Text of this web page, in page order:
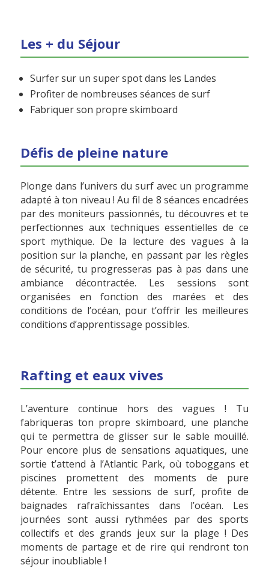
Les + du Séjour
Surfer sur un super spot dans les Landes
Profiter de nombreuses séances de surf
Fabriquer son propre skimboard
Défis de pleine nature
Plonge dans l’univers du surf avec un programme
adapté à ton niveau ! Au fil de 8 séances encadrées
par des moniteurs passionnés, tu découvres et te
perfectionnes aux techniques essentielles de ce
sport mythique. De la lecture des vagues à la
position sur la planche, en passant par les règles
de sécurité, tu progresseras pas à pas dans une
ambiance décontractée. Les sessions sont
organisées en fonction des marées et des
conditions de l’océan, pour t’offrir les meilleures
conditions d’apprentissage possibles.
Rafting et eaux vives
L’aventure continue hors des vagues ! Tu
fabriqueras ton propre skimboard, une planche
qui te permettra de glisser sur le sable mouillé.
Pour encore plus de sensations aquatiques, une
sortie t’attend à l’Atlantic Park, où toboggans et
piscines promettent des moments de pure
détente. Entre les sessions de surf, profite de
baignades rafraîchissantes dans l’océan. Les
journées sont aussi rythmées par des sports
collectifs et des grands jeux sur la plage ! Des
moments de partage et de rire qui rendront ton
séjour inoubliable !